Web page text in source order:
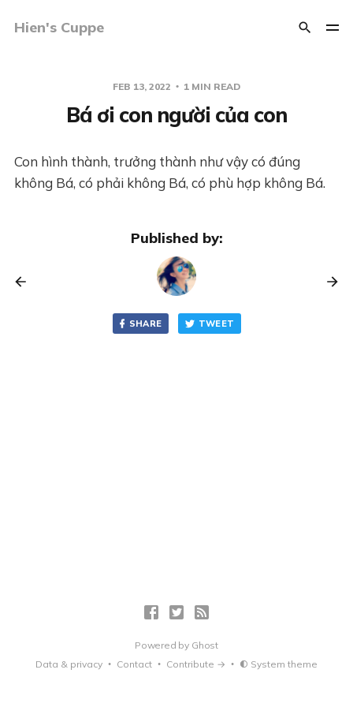
Hien's Cuppe
FEB 13, 2022 1 MIN READ
Bá ơi con người của con
Con hình thành, trưởng thành như vậy có đúng
không Bá, có phải không Bá, có phù hợp không Bá.
Published by:
SHARE TWEET
Powered by Ghost
Data & privacy
Contact Contribute → System theme